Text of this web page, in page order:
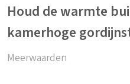
Houd de warmte
kamerhoge
Meerwaarden